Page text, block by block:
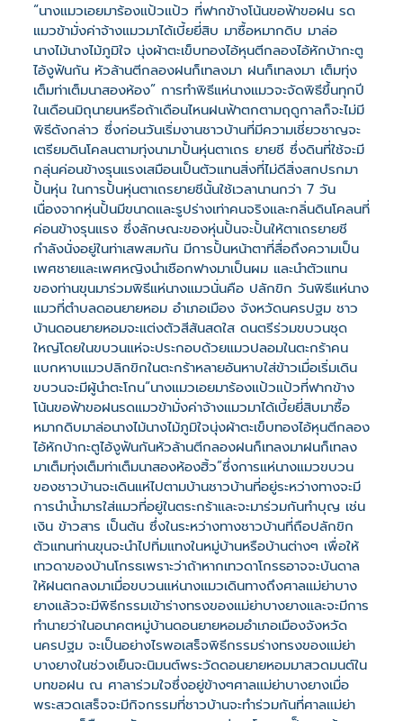
“นางแมวเอยมาร้องแป้วแป้ว ที่ฟากข้างโน้นขอฟ้าขอฝน รด
แมวข้ามั่งค่าจ้างแมวมาได้เบี้ยยี่สิบ มาซื้อหมากดิบ มาล่อ
นางไม้นางไม้ภูมิใจ นุ่งผ้าตะเข็บทองไอ้หุนตีกลองไอ้หักบ้ากะตู
ไอ้งูฟันกัน หัวล้านตีกลองฝนก็เทลงมา ฝนก็เทลงมา เต็มทุ่ง
เต็มท่าเต็มนาสองห้อง” การทำพิธีแห่นางแมวจะจัดพิธีขึ้นทุกปี
ในเดือนมิถุนายนหรือถ้าเดือนไหนฝนฟ้าตกตามฤดูกาลก็จะไม่มี
พิธีดังกล่าว ซึ่งก่อนวันเริ่มงานชาวบ้านที่มีความเชี่ยวชาญจะ
เตรียมดินโคลนตามทุ่งนามาปั้นหุ่นตาเถร ยายชี ซึ่งดินที่ใช้จะมี
กลุ่นค่อนข้างรุนแรงเสมือนเป็นตัวแทนสิ่งที่ไม่ดีสิ่งสกปรกมา
ปั้นหุ่น ในการปั้นหุ่นตาเถรยายชีนั้นใช้เวลานานกว่า 7 วัน
เนื่องจากหุ่นปั้นมีขนาดและรูปร่างเท่าคนจริงและกลิ่นดินโคลนที่
ค่อนข้างรุนแรง ซึ่งลักษณะของหุ่นปั้นจะปั้นให้ตาเถรยายชี
กำลังนั่งอยู่ในท่าเสพสมกัน มีการปั้นหน้าตาที่สื่อถึงความเป็น
เพศชายและเพศหญิงนำเชือกฟางมาเป็นผม และนำตัวแทน
ของท่านขุนมาร่วมพิธีแห่นางแมวนั่นคือ ปลักขิก วันพิธีแห่นาง
แมวที่ตำบลดอนยายหอม อำเภอเมือง จังหวัดนครปฐม ชาว
บ้านดอนยายหอมจะแต่งตัวสีสันสดใส ดนตรีร่วมขบวนชุด
ใหญ่โดยในขบวนแห่จะประกอบด้วยแมวปลอมในตะกร้าคน
แบกหาบแมวปลิกขิกในตะกร้าหลายอันหาบใส่ข้าวเมื่อเริ่มเดิน
ขบวนจะมีผู้นำตะโกน“นางแมวเอยมาร้องแป้วแป้วที่ฟากข้าง
โน้นขอฟ้าขอฝนรดแมวข้ามั่งค่าจ้างแมวมาได้เบี้ยยี่สิบมาซื้อ
หมากดิบมาล่อนางไม้นางไม้ภูมิใจนุ่งผ้าตะเข็บทองไอ้หุนตีกลอง
ไอ้หักบ้ากะตูไอ้งูฟันกันหัวล้านตีกลองฝนก็เทลงมาฝนก็เทลง
มาเต็มทุ่งเต็มท่าเต็มนาสองห้องฮิ้ว”ซึ่งการแห่นางแมวขบวน
ของชาวบ้านจะเดินแห่ไปตามบ้านชาวบ้านที่อยู่ระหว่างทางจะมี
การนำน้ำมารใส่แมวที่อยู่ในตระกร้าและจะมาร่วมกันทำบุญ เช่น
เงิน ข้าวสาร เป็นต้น ซึ่งในระหว่างทางชาวบ้านที่ถือปลักขิก
ตัวแทนท่านขุนจะนำไปทิ่มแทงในหมู่บ้านหรือบ้านต่างๆ เพื่อให้
เทวดาของบ้านโกรธเพราะว่าถ้าหากเทวดาโกรธอาจจะบันดาล
ให้ฝนตกลงมาเมื่อขบวนแห่นางแมวเดินทางถึงศาลแม่ย่าบาง
ยางแล้วจะมีพิธีกรรมเข้าร่างทรงของแม่ย่าบางยางและจะมีการ
ทำนายว่าในอนาคตหมู่บ้านดอนยายหอมอำเภอเมืองจังหวัด
นครปฐม จะเป็นอย่างไรพอเสร็จพิธีกรรมร่างทรงของแม่ย่า
บางยางในช่วงเย็นจะนิมนต์พระวัดดอนยายหอมมาสวดมนต์ใน
บทขอฝน ณ ศาลาร่วมใจซึ่งอยู่ข้างๆศาลแม่ย่าบางยางเมื่อ
พระสวดเสร็จจะมีกิจกรรมที่ชาวบ้านจะทำร่วมกันที่ศาลแม่ย่า